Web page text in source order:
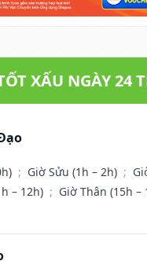
XẤU NGÀY 24
; Giờ Sửu (1h – 2h) ;
– 12h) ; Giờ Thân (15h –